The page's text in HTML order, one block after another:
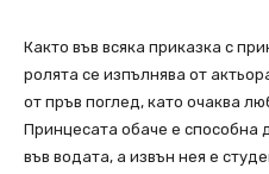
Както във всяка приказка с
ролята се изпълнява от
от пръв поглед, като очаква
Принцесата обаче е способна
във водата, а извън нея е